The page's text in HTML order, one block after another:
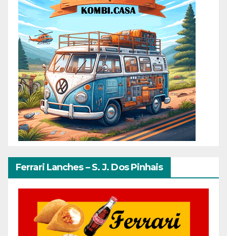
Ferrari Lanches – S. J. Dos Pinhais